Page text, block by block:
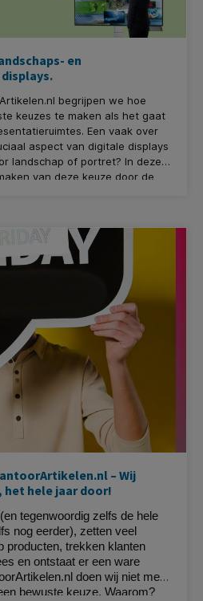
en
begrijpen we hoe
keuzes te maken als het gaat
Een vaak over
aspect van digitale displays
landschap of portret? In deze
van deze keuze door de
– Wij
het hele jaar door!
tegenwoordig zelfs de hele
nog eerder), zetten veel
producten, trekken klanten
en ontstaat er een ware
doen wij niet mee
bewuste keuze. Waarom?